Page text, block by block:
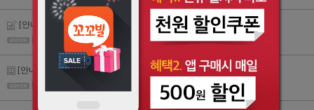
[안내] 2026년 2월 설날 배송 공지
| 2026-02-09
[안내] 2026년 1월 배송 공지